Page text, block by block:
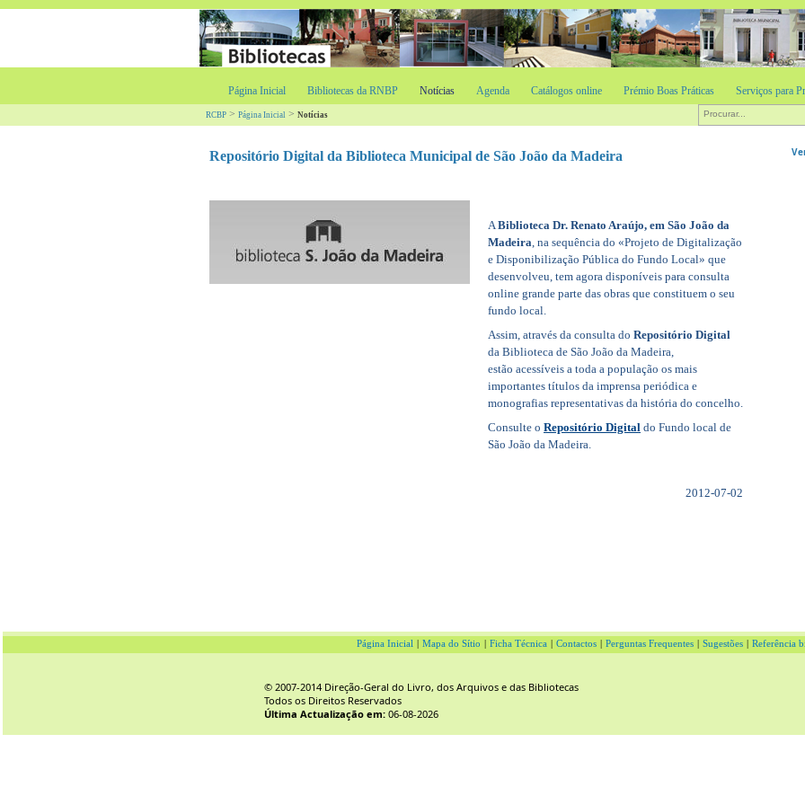
Página Inicial Bibliotecas da RNBP Notícias Agenda Catálogos online Prémio Boas Práticas Serviços para
RCBP > Página Inicial > Notícias
Repositório Digital da Biblioteca Municipal de São João da Madeira
ABiblioteca Dr. Renato Araújo, em São João da
Madeira, na sequência do «Projeto de Digitalização
e Disponibilização Pública do Fundo Local» que
desenvolveu, tem agora disponíveis para consulta
online grande parte das obras que constituem o seu
fundo local.
Assim, através da consulta do Repositório Digital
da Biblioteca de São João da Madeira,
estão acessíveis a toda a população os mais
importantes títulos da imprensa periódica e
monografias representativas da história do concelho.
Consulte o Repositório Digital do Fundo local de
São João da Madeira.
2012-07-02
Página Inicial Mapa do Sítio Ficha Técnica Contactos Perguntas Frequentes Sugestões Referência
© 2007-2014 Direção-Geral do Livro, dos Arquivos e das Bibliotecas
Todos os Direitos Reservados
Última Actualização em: 06-08-2026